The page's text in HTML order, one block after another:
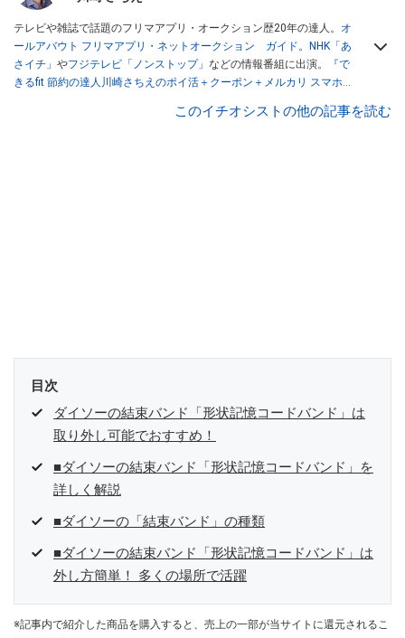
テレビや雑誌で話題のフリマアプリ・オークション歴20年の達人。 オ
ールアバウト フリマアプリ・ネットオークション ガイド。
NHK「あ
さイチ」 やフジテレビ「ノンストップ」 などの情報番組に出演。
『で
きるfit 節約の達人川崎さちえのポイ活＋クーポン＋メルカリ スマホで
スマホ1つでスキマ時間に効率的に稼ぐ！』（翔泳社刊） ほか著書多
このイチオシストの他の記事を読む
目次
ダイソーの結束バンド「形状記憶コードバンド」は
取り外し可能でおすすめ！
■ダイソーの結束バンド「形状記憶コードバンド」を
詳しく解説
■ダイソーの「結束バンド」の種類
■ダイソーの結束バンド「形状記憶コードバンド」は
外し方簡単！ 多くの場所で活躍
※記事内で紹介した商品を購入すると、売上の一部が当サイトに還元されるこ